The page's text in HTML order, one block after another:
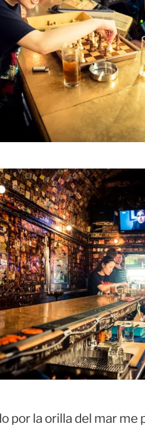
por la orilla del mar me